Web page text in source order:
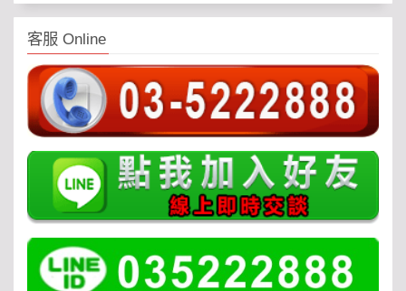
客服 Online